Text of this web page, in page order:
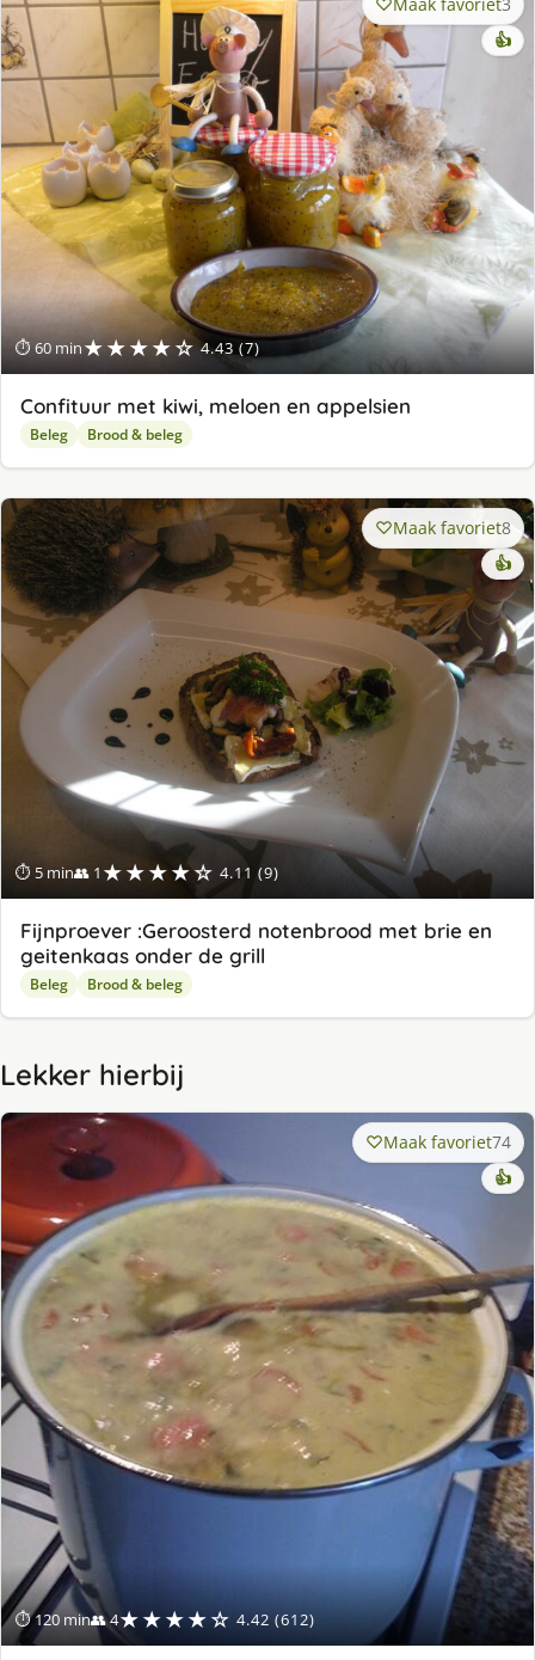
⏱ 60 min★★★★☆ 4.43 (7)
👍
Confituur met kiwi, meloen en appelsien
Beleg Brood & beleg
⏱ 5 min👥 1 ★★★★☆ 4.11 (9)
Maak favoriet8
👍
Fijnproever :Geroosterd notenbrood met brie en
geitenkaas onder de grill
Beleg Brood & beleg
Lekker hierbij
⏱ 120 min👥 4★★★★☆ 4.42 (612)
Maak favoriet74
👍